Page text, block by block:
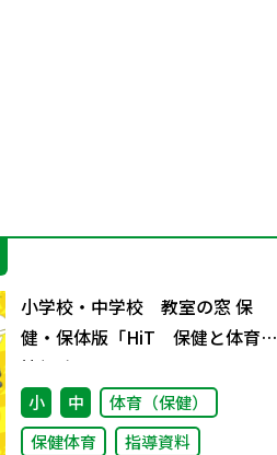
小学校・中学校 教室の窓 保
健・保体版「HiT 保健と体育の
情報誌」 vol.7
小 中
体育（保健）
保健体育
指導資料